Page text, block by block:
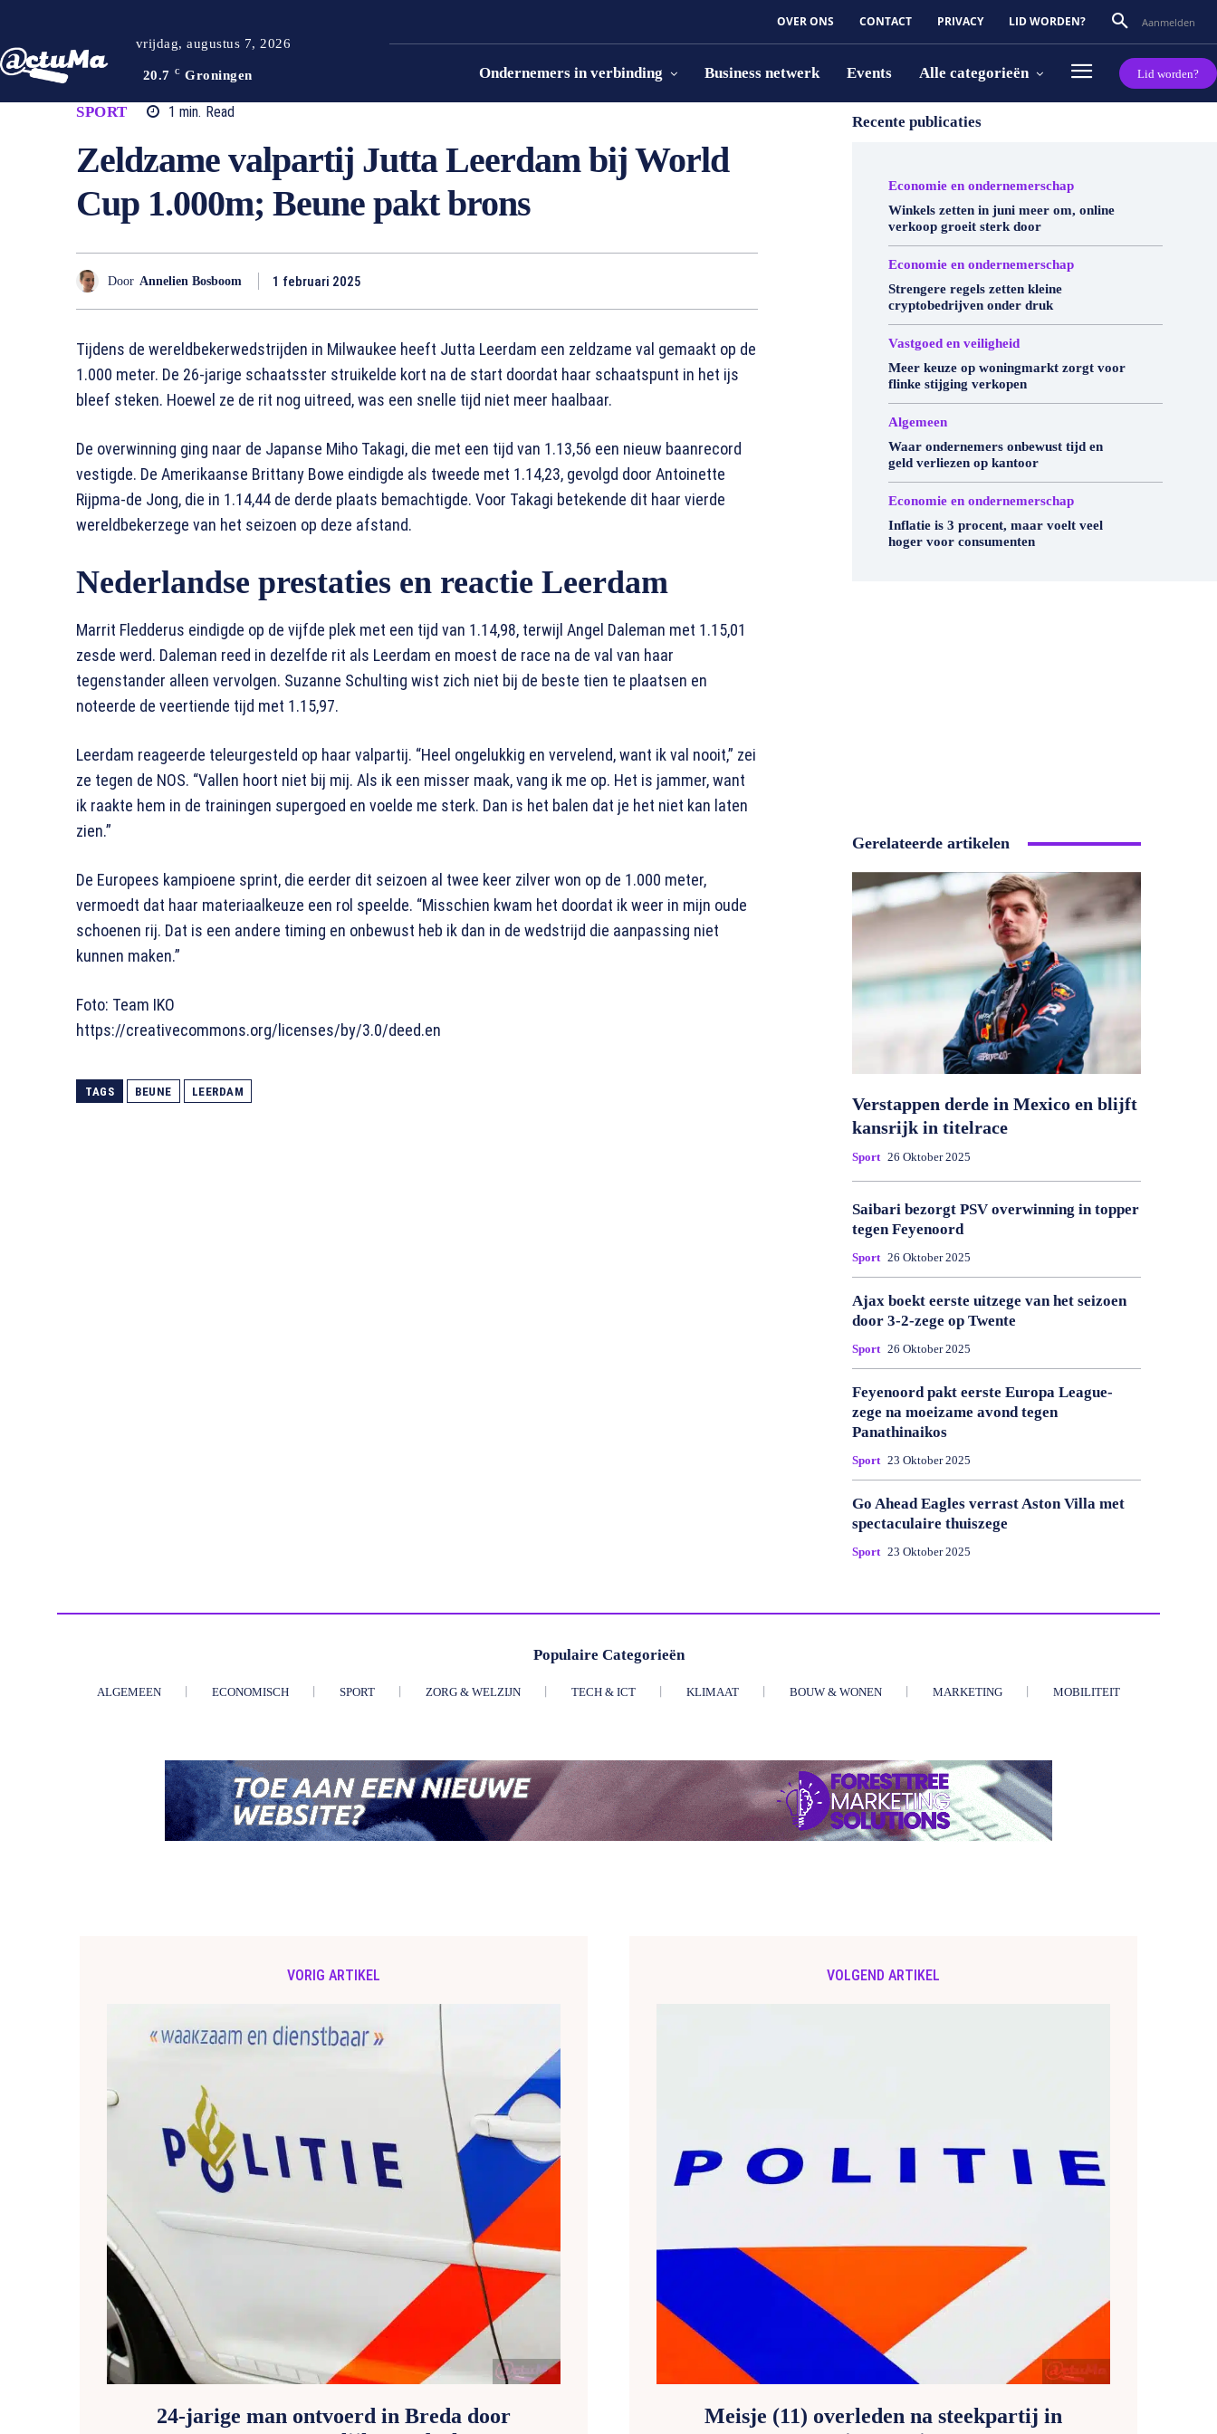
vrijdag, augustus 7, 2026
20.7 C Groningen
OVER ONS CONTACT PRIVACY LID WORDEN? Aanmelden
Ondernemers in verbinding Business netwerk Events Alle categorieën Lid worden?
SPORT 1 min. Read
Zeldzame valpartij Jutta Leerdam bij World
Cup 1.000m; Beune pakt brons
Door Annelien Bosboom 1 februari 2025
Tijdens de wereldbekerwedstrijden in Milwaukee heeft Jutta Leerdam een zeldzame val gemaakt op de
1.000 meter. De 26-jarige schaatsster struikelde kort na de start doordat haar schaatspunt in het ijs
bleef steken. Hoewel ze de rit nog uitreed, was een snelle tijd niet meer haalbaar.
De overwinning ging naar de Japanse Miho Takagi, die met een tijd van 1.13,56 een nieuw baanrecord
vestigde. De Amerikaanse Brittany Bowe eindigde als tweede met 1.14,23, gevolgd door Antoinette
Rijpma-de Jong, die in 1.14,44 de derde plaats bemachtigde. Voor Takagi betekende dit haar vierde
wereldbekerzege van het seizoen op deze afstand.
Nederlandse prestaties en reactie Leerdam
Marrit Fledderus eindigde op de vijfde plek met een tijd van 1.14,98, terwijl Angel Daleman met 1.15,01
zesde werd. Daleman reed in dezelfde rit als Leerdam en moest de race na de val van haar
tegenstander alleen vervolgen. Suzanne Schulting wist zich niet bij de beste tien te plaatsen en
noteerde de veertiende tijd met 1.15,97.
Leerdam reageerde teleurgesteld op haar valpartij. “Heel ongelukkig en vervelend, want ik val nooit,” zei
ze tegen de NOS. “Vallen hoort niet bij mij. Als ik een misser maak, vang ik me op. Het is jammer, want
ik raakte hem in de trainingen supergoed en voelde me sterk. Dan is het balen dat je het niet kan laten
zien.”
De Europees kampioene sprint, die eerder dit seizoen al twee keer zilver won op de 1.000 meter,
vermoedt dat haar materiaalkeuze een rol speelde. “Misschien kwam het doordat ik weer in mijn oude
schoenen rij. Dat is een andere timing en onbewust heb ik dan in de wedstrijd die aanpassing niet
kunnen maken.”
Foto: Team IKO
https://creativecommons.org/licenses/by/3.0/deed.en
TAGS BEUNE LEERDAM
Recente publicaties
Economie en ondernemerschap
Winkels zetten in juni meer om, online
verkoop groeit sterk door
Economie en ondernemerschap
Strengere regels zetten kleine
cryptobedrijven onder druk
Vastgoed en veiligheid
Meer keuze op woningmarkt zorgt voor
flinke stijging verkopen
Algemeen
Waar ondernemers onbewust tijd en
geld verliezen op kantoor
Economie en ondernemerschap
Inflatie is 3 procent, maar voelt veel
hoger voor consumenten
Gerelateerde artikelen
Verstappen derde in Mexico en blijft
kansrijk in titelrace
Sport 26 Oktober 2025
Saibari bezorgt PSV overwinning in topper
tegen Feyenoord
Sport 26 Oktober 2025
Ajax boekt eerste uitzege van het seizoen
door 3-2-zege op Twente
Sport 26 Oktober 2025
Feyenoord pakt eerste Europa League-
zege na moeizame avond tegen
Panathinaikos
Sport 23 Oktober 2025
Go Ahead Eagles verrast Aston Villa met
spectaculaire thuiszege
Sport 23 Oktober 2025
Populaire Categorieën
ALGEMEEN ECONOMISCH SPORT ZORG & WELZIJN TECH & ICT KLIMAAT BOUW & WONEN MARKETING MOBILITEIT
VORIG ARTIKEL
24-jarige man ontvoerd in Breda door
VOLGEND ARTIKEL
Meisje (11) overleden na steekpartij in